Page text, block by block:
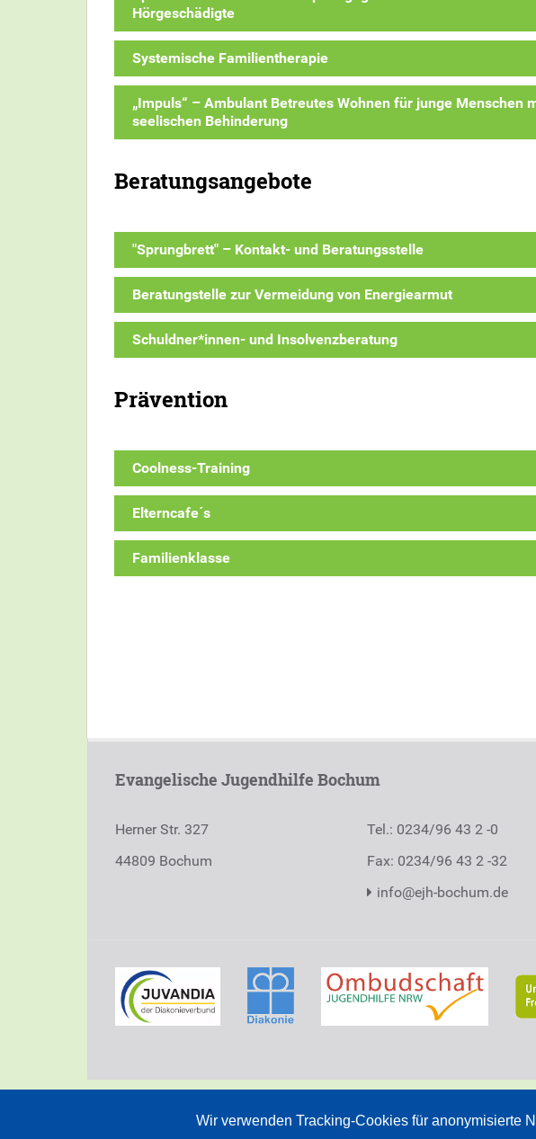
Wir verwenden Tracking-Cookies für anonymisierte
Hörgeschädigte
Systemische Familientherapie
„Impuls“ – Ambulant Betreutes Wohnen für junge Menschen
seelischen Behinderung
Beratungsangebote
"Sprungbrett" – Kontakt- und Beratungsstelle
Beratungstelle zur Vermeidung von Energiearmut
Schuldner*innen- und Insolvenzberatung
Prävention
Coolness-Training
Elterncafe´s
Familienklasse
Evangelische Jugendhilfe Bochum
Herner Str. 327
44809 Bochum
Tel.: 0234/96 43 2 -0
Fax: 0234/96 43 2 -32
info@ejh-bochum.de